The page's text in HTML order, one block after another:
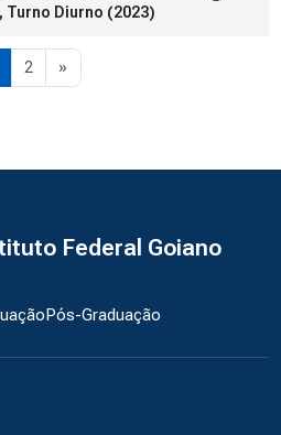
Turno Diurno (2023)
Página 1
2Página 2
»
Federal Goiano
Pós-Graduação